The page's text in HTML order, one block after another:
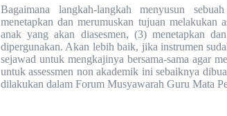
Bagaimana langkah-langkah menyusun
menetapkan dan merumuskan tujuan melakukan
anak yang akan diasesmen, (3) menetapkan
dipergunakan. Akan lebih baik, jika instrumen
sejawad untuk mengkajinya bersama-sama agar
untuk assessmen non akademik ini sebaiknya
dilakukan dalam Forum Musyawarah Guru Mata